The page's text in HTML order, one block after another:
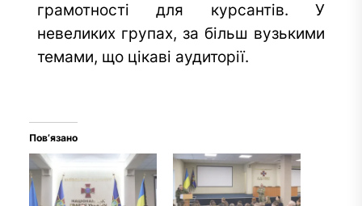
грамотності для курсантів. У
невеликих групах, за більш вузькими
темами, що цікаві аудиторії.
Пов’язано